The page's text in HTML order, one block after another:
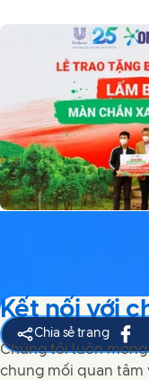
Chia sẻ trang
Kết nối với
Chúng tôi luôn
chung mối quan tâm